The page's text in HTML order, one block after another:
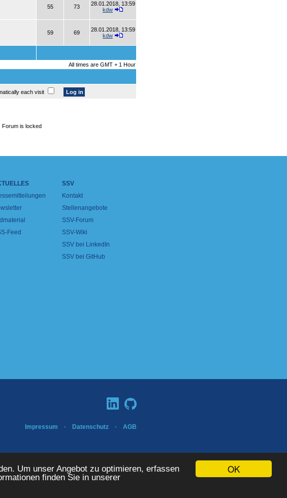
OK
Um unser Angebot zu optimieren, erfassen
finden Sie in unserer
55 73
28.01.2018, 13:59
kdw
59 69
28.01.2018, 13:59
kdw
All times are GMT + 1 Hour
each visit
Forum is locked
Feed
SSV
Kontakt
Stellenangebote
SSV-Forum
SSV-Wiki
SSV bei LinkedIn
SSV bei GitHub
Impressum · Datenschutz · AGB